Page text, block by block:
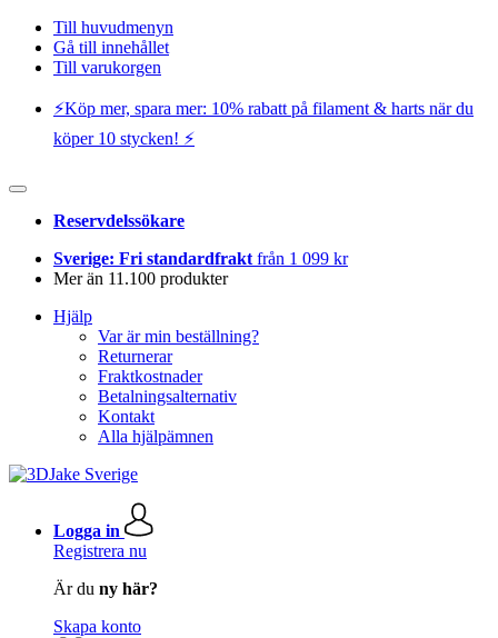
Till huvudmenyn
Gå till innehållet
Till varukorgen
⚡️Köp mer, spara mer: 10% rabatt på filament & harts när du
köper 10 stycken! ⚡️
Reservdelssökare
Sverige: Fri standardfrakt från 1 099 kr
Mer än 11.100 produkter
Hjälp
Var är min beställning?
Returnerar
Fraktkostnader
Betalningsalternativ
Kontakt
Alla hjälpämnen
Logga in
Registrera nu
Är du ny här?
Skapa konto